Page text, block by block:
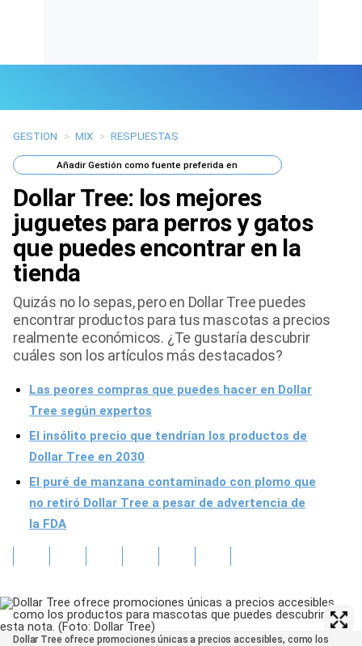
Últimas Noticias
Mi Bolsillo
Respuestas
Gente
Tendencias Mix
Sports
GESTION > MIX > RESPUESTAS
AñadirGestión como fuente preferida en
Dollar Tree: los mejores
juguetes para perros y gatos
que puedes encontrar en la
tienda
Quizás no lo sepas, pero en Dollar Tree puedes
encontrar productos para tus mascotas a precios
realmente económicos. ¿Te gustaría descubrir
cuáles son los artículos más destacados?
Las peores compras que puedes hacer en Dollar
Tree según expertos
El insólito precio que tendrían los productos de
Dollar Tree en 2030
El puré de manzana contaminado con plomo que
no retiró Dollar Tree a pesar de advertencia de
la FDA
Dollar Tree ofrece promociones únicas a precios accesibles, como los